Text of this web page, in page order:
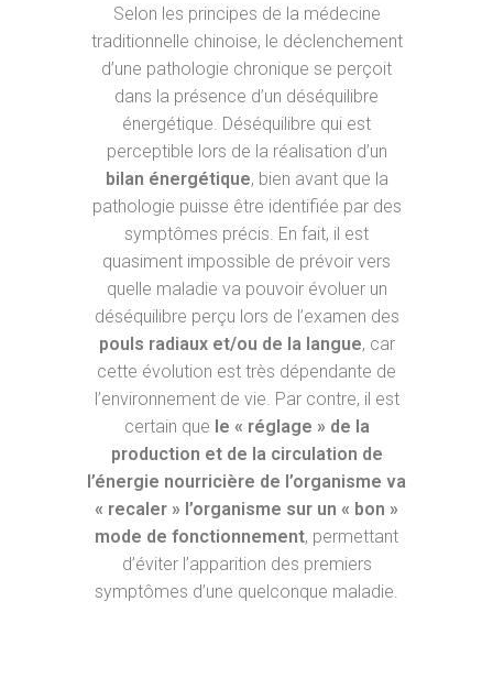
Selon les principes de la médecine
traditionnelle chinoise, le déclenchement
d’une pathologie chronique se perçoit
dans la présence d’un déséquilibre
énergétique. Déséquilibre qui est
perceptible lors de la réalisation d’un
bilan énergétique, bien avant que la
pathologie puisse être identifiée par des
symptômes précis. En fait, il est
quasiment impossible de prévoir vers
quelle maladie va pouvoir évoluer un
déséquilibre perçu lors de l’examen des
pouls radiaux et/ou de la langue, car
cette évolution est très dépendante de
l’environnement de vie. Par contre, il est
certain que le « réglage » de la
production et de la circulation de
l’énergie nourricière de l’organisme va
« recaler » l’organisme sur un « bon »
mode de fonctionnement, permettant
d’éviter l’apparition des premiers
symptômes d’une quelconque maladie.